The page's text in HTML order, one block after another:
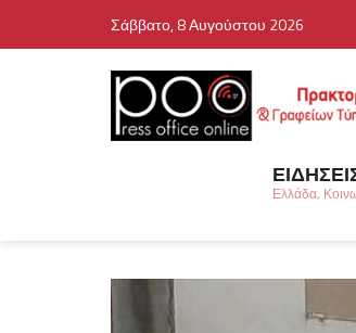
Σάββατο, 8 Αυγούστου 2026
Ελλάδα,